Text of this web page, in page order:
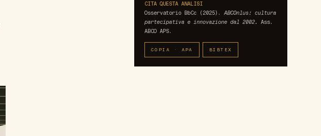
CITA QUESTA ANALISI
Osservatorio BbCc (2025). ABCOnlus: cultura
partecipativa e innovazione dal 2002.
Ass.
ABCO APS.
COPIA · APA BIBTEX